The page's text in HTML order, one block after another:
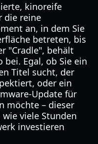
kinoreife
die reine
an, in dem Sie
betreten, bis
"Cradle", behält
bei. Egal, ob Sie ein
Titel sucht, der
oder ein
Update für
möchte – dieser
viele Stunden
investieren